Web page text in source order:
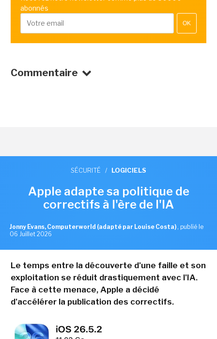
abonnés
OK
Commentaire
SÉCURITÉ / LOGICIELS
Apple adapte sa politique de
correctifs à l'ère de l'IA
Jonny Evans, Computerworld (adapté par Louise Costa) , publié le
06 Juillet 2026
Le temps entre la découverte d'une faille et son
exploitation se réduit drastiquement avec l'IA.
Face à cette menace, Apple a décidé
d'accélérer la publication des correctifs.